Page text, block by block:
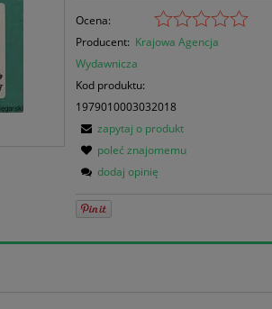
Ocena:
Producent: Krajowa Agencja
Wydawnicza
Kod produktu:
1979010003032018
zapytaj o produkt
poleć znajomemu
dodaj opinię